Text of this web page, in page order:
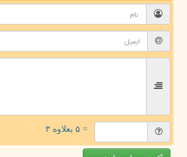
= ۵ بعلاوه ۳